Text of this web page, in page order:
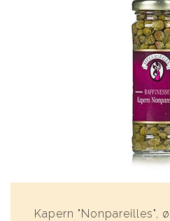
Kapern "Nonpareilles",